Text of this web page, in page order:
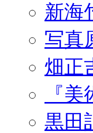
新海
写真
畑正
『
黒田